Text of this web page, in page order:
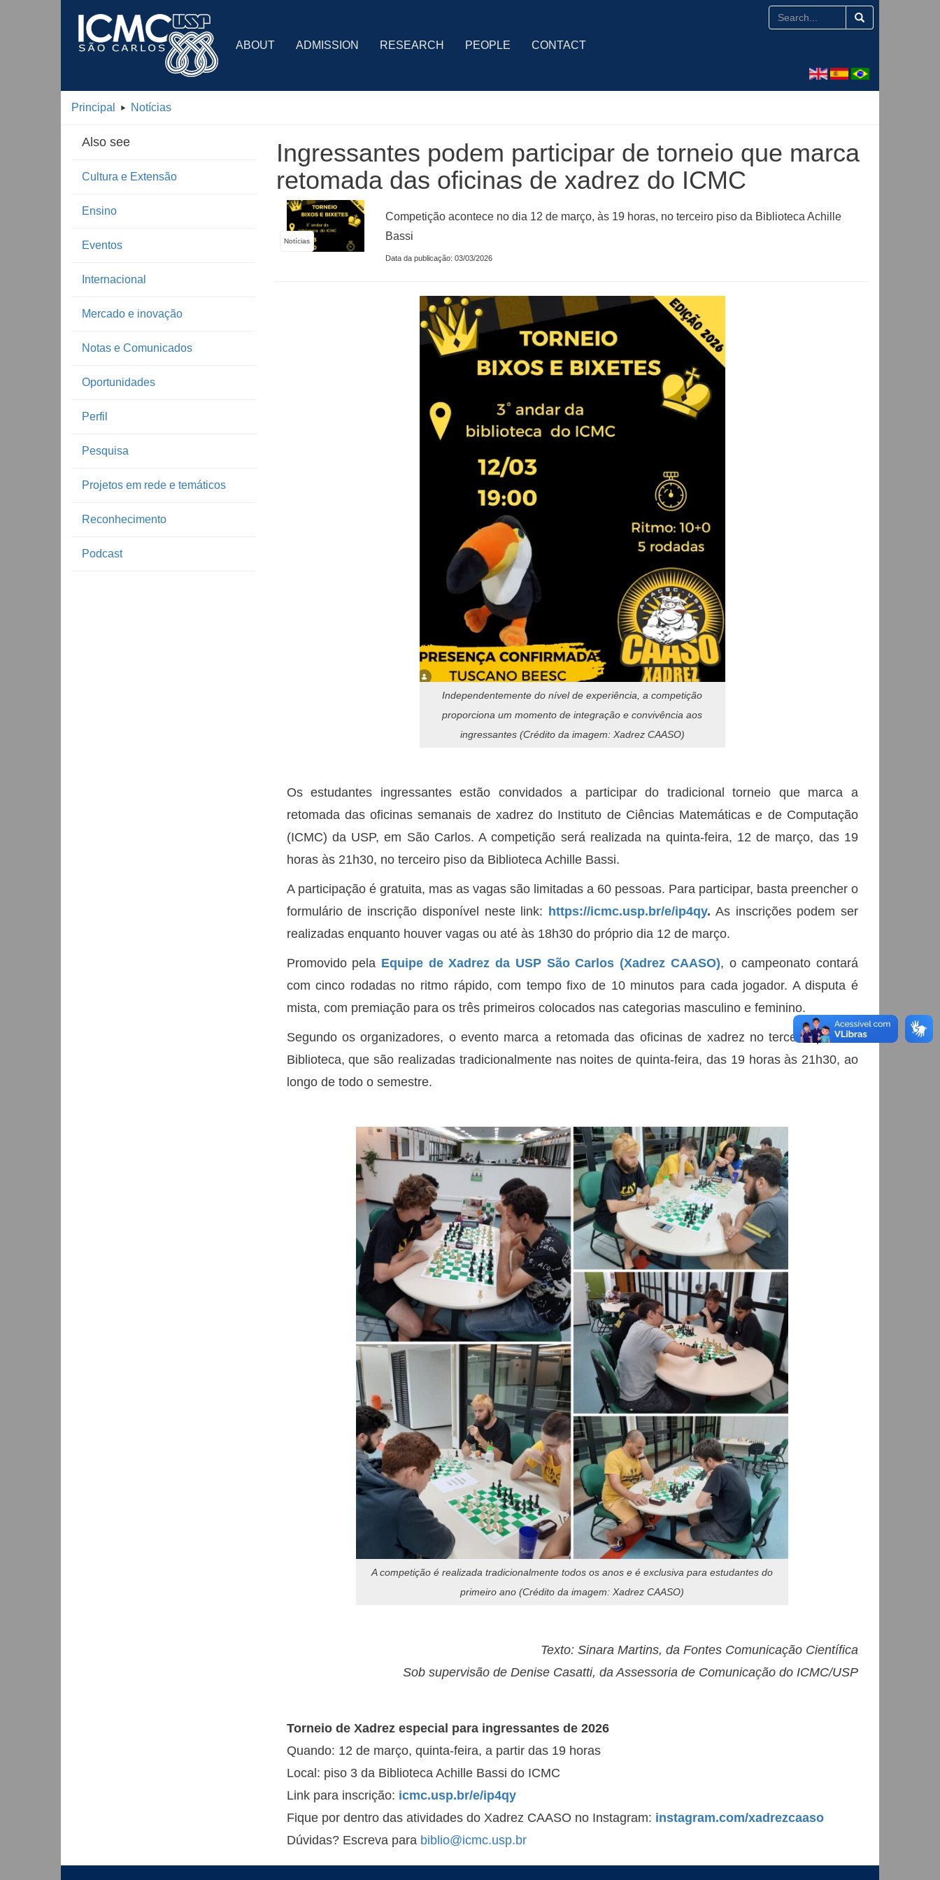
ABOUT ADMISSION RESEARCH PEOPLE CONTACT
Principal Notícias
Also see
Cultura e Extensão
Ensino
Eventos
Internacional
Mercado e inovação
Notas e Comunicados
Oportunidades
Perfil
Pesquisa
Projetos em rede e temáticos
Reconhecimento
Podcast
Ingressantes podem participar de torneio que marca
retomada das oficinas de xadrez do ICMC
Notícias
Competição acontece no dia 12 de março, às 19 horas, no terceiro piso da Biblioteca Achille
Bassi
Data da publicação: 03/03/2026
Independentemente do nível de experiência, a competição
proporciona um momento de integração e convivência aos
ingressantes (Crédito da imagem: Xadrez CAASO)
Os estudantes ingressantes estão convidados a participar do tradicional torneio que marca a
retomada das oficinas semanais de xadrez do Instituto de Ciências Matemáticas e de Computação
(ICMC) da USP, em São Carlos. A competição será realizada na quinta-feira, 12 de março, das 19
horas às 21h30, no terceiro piso da Biblioteca Achille Bassi.
A participação é gratuita, mas as vagas são limitadas a 60 pessoas. Para participar, basta preencher o
formulário de inscrição disponível neste link: https://icmc.usp.br/e/ip4qy. As inscrições podem ser
realizadas enquanto houver vagas ou até às 18h30 do próprio dia 12 de março.
Promovido pela Equipe de Xadrez da USP São Carlos (Xadrez CAASO), o campeonato contará
com cinco rodadas no ritmo rápido, com tempo fixo de 10 minutos para cada jogador. A disputa é
mista, com premiação para os três primeiros colocados nas categorias masculino e feminino.
Segundo os organizadores, o evento marca a retomada das oficinas de xadrez no terceiro piso da
Biblioteca, que são realizadas tradicionalmente nas noites de quinta-feira, das 19 horas às 21h30, ao
longo de todo o semestre.
A competição é realizada tradicionalmente todos os anos e é exclusiva para estudantes do
primeiro ano (Crédito da imagem: Xadrez CAASO)
Texto: Sinara Martins, da Fontes Comunicação Científica
Sob supervisão de Denise Casatti, da Assessoria de Comunicação do ICMC/USP
Torneio de Xadrez especial para ingressantes de 2026
Quando: 12 de março, quinta-feira, a partir das 19 horas
Local: piso 3 da Biblioteca Achille Bassi do ICMC
Link para inscrição: icmc.usp.br/e/ip4qy
Fique por dentro das atividades do Xadrez CAASO no Instagram: instagram.com/xadrezcaaso
Dúvidas? Escreva para biblio@icmc.usp.br